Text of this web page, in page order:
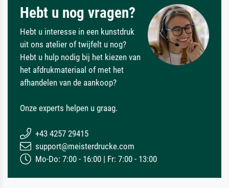
Hebt u nog vragen?
Hebt u interesse in een kunstdruk
uit ons atelier of twijfelt u nog?
Hebt u hulp nodig bij het kiezen van
het afdrukmateriaal of met het
afhandelen van de aankoop?
Onze experts helpen u graag.
+43 4257 29415
support@meisterdrucke.com
Mo-Do: 7:00 - 16:00 | Fr: 7:00 - 13:00